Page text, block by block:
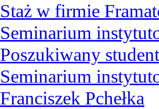
Staż w firmie
Seminarium
Poszukiwany
Seminarium
Franciszek Pchełka